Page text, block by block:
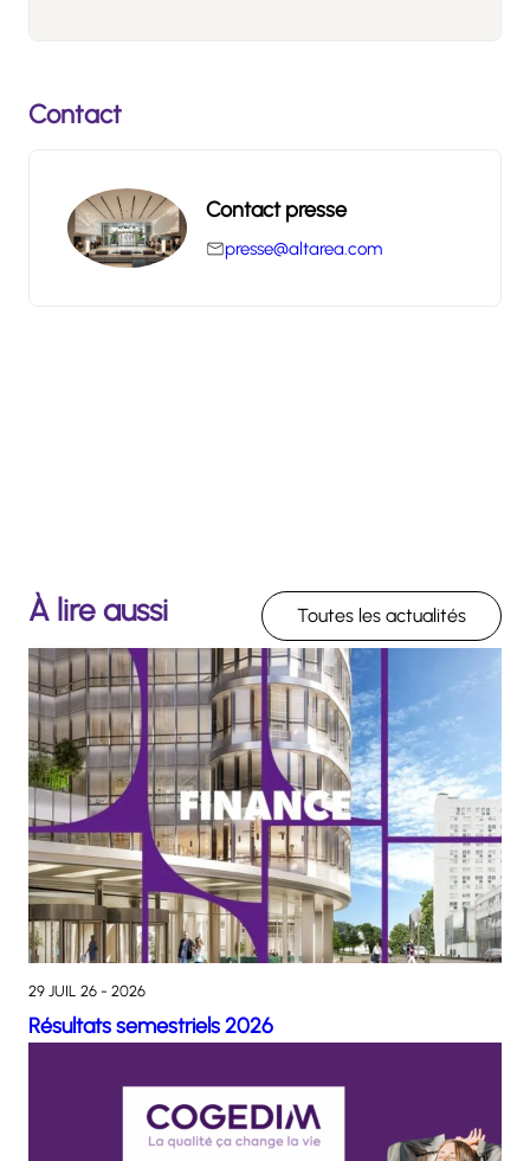
Contact
Contact presse
presse@altarea.com
À lire aussi Toutes les actualités
29 JUIL 26 - 2026
Résultats semestriels 2026